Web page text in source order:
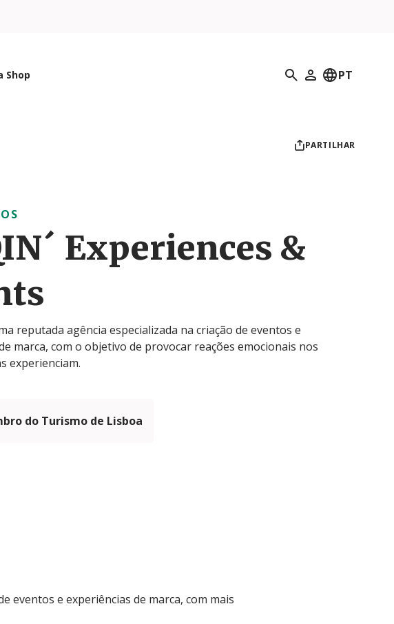
Shop Pesquisar
O meu perfil
PT
PARTILHAR
Experiences &
reputada agência especializada na criação de eventos e
marca, com o objetivo de provocar reações emocionais nos
experienciam.
do Turismo de Lisboa
eventos e experiências de marca, com mais